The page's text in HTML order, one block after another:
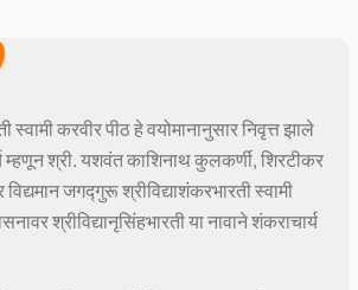
स्वामी करवीर पीठ हे वयोमानानुसार निवृत्त झाले
म्हणून श्री. यशवंत काशिनाथ कुलकर्णी, शिरटीकर
जगद्गुरू श्रीविद्याशंकरभारती स्वामी
श्रीविद्यानृसिंहभारती या नावाने शंकराचार्य